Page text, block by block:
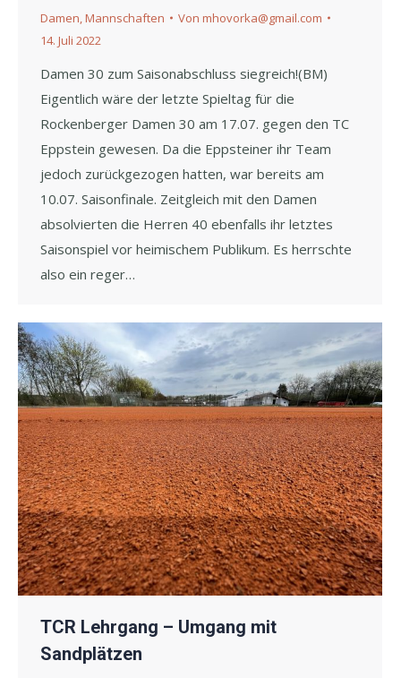
Damen Mannschaften Von mhovorka@gmail.com
14. Juli 2022
Damen 30 zum Saisonabschluss siegreich!(BM)
Eigentlich wäre der letzte Spieltag für die
Rockenberger Damen 30 am 17.07. gegen den TC
Eppstein gewesen. Da die Eppsteiner ihr Team
jedoch zurückgezogen hatten, war bereits am
10.07. Saisonfinale. Zeitgleich mit den Damen
absolvierten die Herren 40 ebenfalls ihr letztes
Saisonspiel vor heimischem Publikum. Es herrschte
also ein reger…
TCR Lehrgang – Umgang mit
Sandplätzen